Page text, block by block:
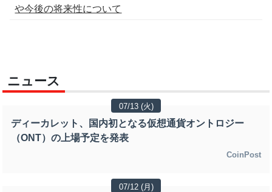
や今後の将来性について
ニュース
07/13 (火)
ディーカレット、国内初となる仮想通貨オントロジー
（ONT）の上場予定を発表
CoinPost
07/12 (月)